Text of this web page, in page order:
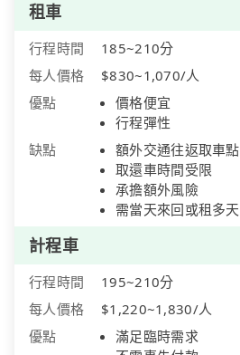
租車
行程時間
185~210分
每人價格
$830~1,070/人
優點
價格便宜
行程彈性
缺點
額外交通往返取車點
取還車時間受限
承擔額外風險
需當天來回或租多天
計程車
行程時間
195~210分
每人價格
$1,220~1,830/人
優點
滿足臨時需求